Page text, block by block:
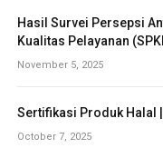
Hasil Survei Persepsi
Kualitas Pelayanan
November 5, 2025
Sertifikasi Produk Halal
October 7, 2025